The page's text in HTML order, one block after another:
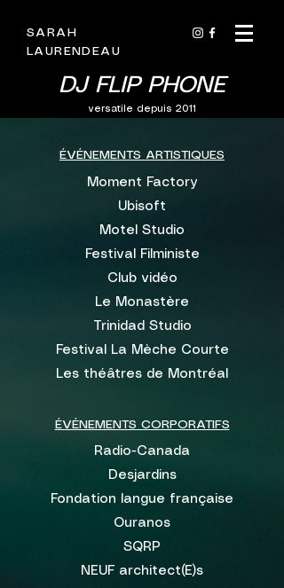
SARAH
LAURENDEAU
DJ FLIP PHONE
versatile depuis 2011
ÉVÉNEMENTS ARTISTIQUES
Moment Factory
Ubisoft
Motel Studio
Festival Filministe
Club vidéo
Le Monastère
Trinidad Studio
Festival La Mèche Courte
Les théâtres de Montréal
ÉVÉNEMENTS CORPORATIFS
Radio-Canada
Desjardins
Fondation langue française
Ouranos
SQRP
NEUF architect(E)s